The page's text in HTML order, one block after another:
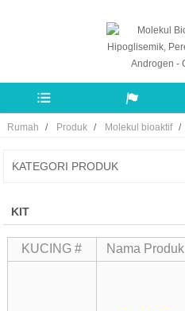
Rumah Produk Molekul bioaktif
KATEGORI PRODUK
KIT
KUCING # Nama Produk